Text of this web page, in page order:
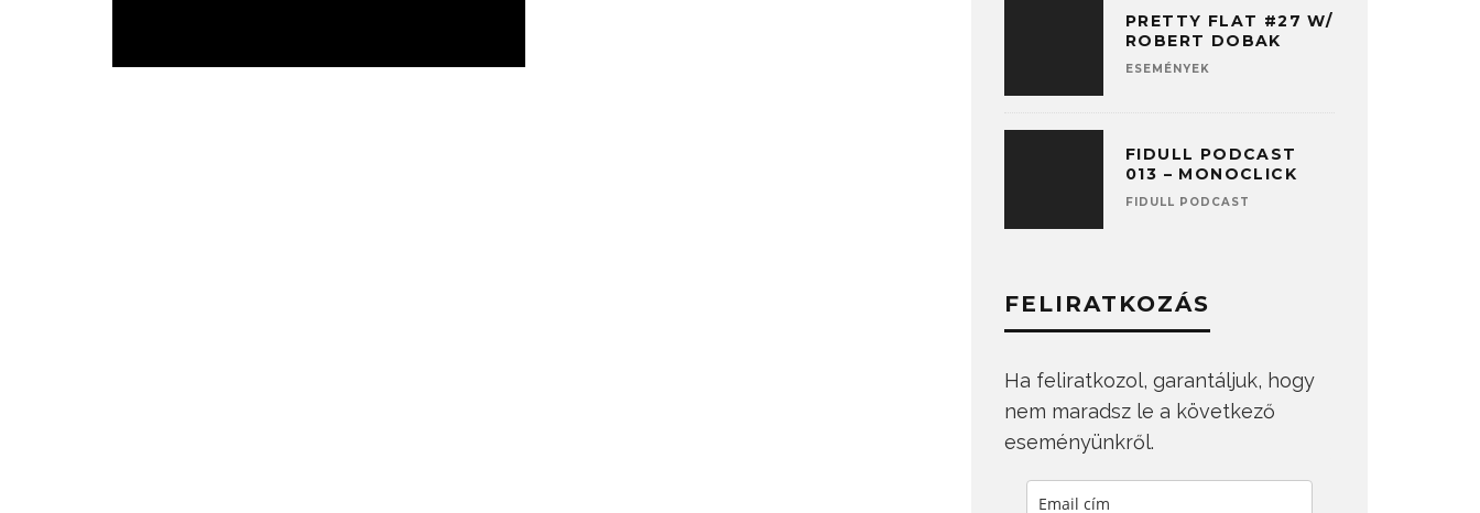
PRETTY FLAT #27 W/
ROBERT DOBAK
ESEMÉNYEK
FIDULL PODCAST
013 – MONOCLICK
FIDULL PODCAST
FELIRATKOZÁS
Ha feliratkozol, garantáljuk, hogy
nem maradsz le a következő
eseményünkről.